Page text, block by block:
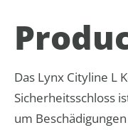
Das Lynx Cityline L
Sicherheitsschloss
um